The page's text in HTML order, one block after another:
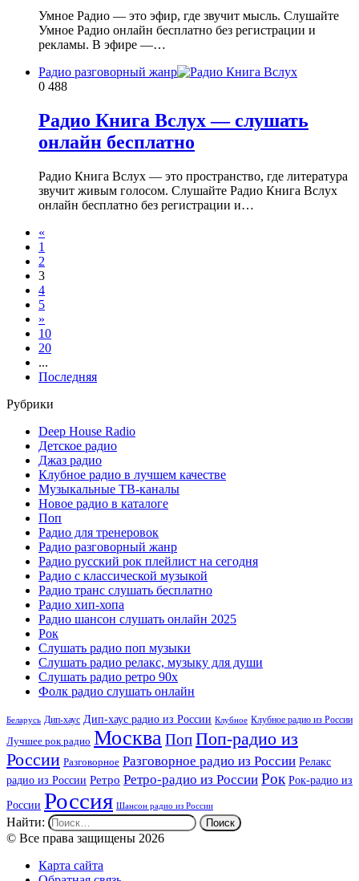
Умное Радио — это эфир, где звучит мысль. Слушайте
Умное Радио онлайн бесплатно без регистрации и
рекламы. В эфире —…
Радио разговорный жанр
0 488
Радио Книга Вслух — слушать
онлайн бесплатно
Радио Книга Вслух — это пространство, где литература
звучит живым голосом. Слушайте Радио Книга Вслух
онлайн бесплатно без регистрации и…
«
1
2
3
4
5
»
10
20
...
Последняя
Рубрики
Deep House Radio
Детское радио
Джаз радио
Клубное радио в лучшем качестве
Музыкальные ТВ-каналы
Новое радио в каталоге
Поп
Радио для тренеровок
Радио разговорный жанр
Радио русский рок плейлист на сегодня
Радио с классической музыкой
Радио транс слушать бесплатно
Радио хип-хопа
Радио шансон слушать онлайн 2025
Рок
Слушать радио поп музыки
Слушать радио релакс, музыку для души
Слушать радио ретро 90х
Фолк радио слушать онлайн
Беларусь Дип-хаус Дип-хаус радио из России Клубное Клубное радио из России
Лучшее рок радио МоскваПопПоп-радио из
России Разговорное Разговорное радио из России Релакс
радио из России Ретро Ретро-радио из России Рок Рок-радио из
России Россия Шансон радио из России
Найти:
© Все права защищены 2026
Карта сайта